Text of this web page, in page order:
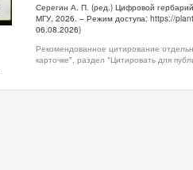
Серегин А. П. (ред.) Цифровой
МГУ, 2026. – Режим доступа: https://
06.08.2026)
Рекомендованное цитирование
карточке", раздел "Цитировать для